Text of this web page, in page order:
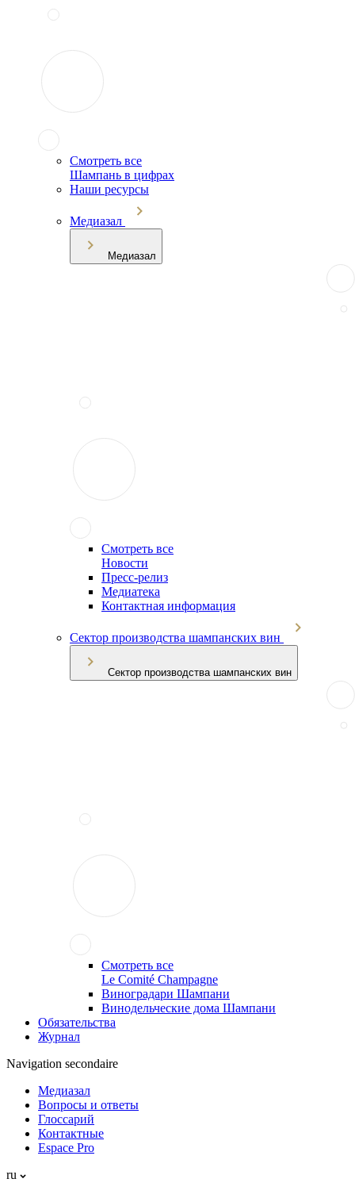
Смотреть все
Шампань в цифрах
Наши ресурсы
Медиазал
Медиазал
Смотреть все
Новости
Пресс-релиз
Медиатека
Контактная информация
Сектор производства шампанских вин
Сектор производства шампанских вин
Смотреть все
Le Comité Champagne
Виноградари Шампани
Винодельческие дома Шампани
Обязательства
Журнал
Navigation secondaire
Медиазал
Вопросы и ответы
Глоссарий
Контактные
Espace Pro
ru